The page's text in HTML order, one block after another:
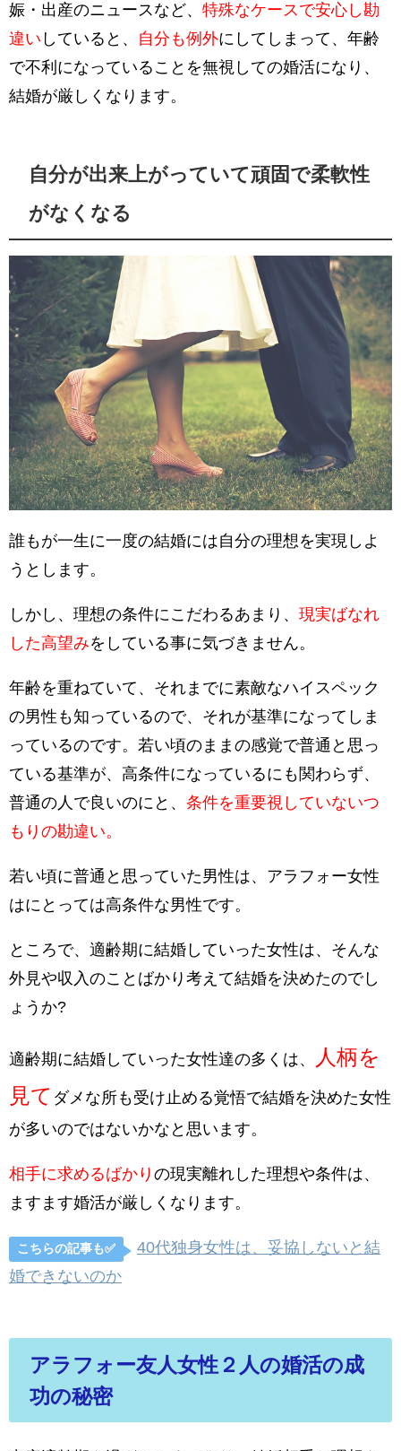
娠・出産のニュースなど、 特殊なケースで安心し勘
違い していると、 自分も例外にしてしまって、 年齢
で不利になっていることを無視しての婚活になり、
結婚が厳しくなります。
自分が出来上がっていて頑固で柔軟性
がなくなる
誰もが一生に一度の結婚には自分の理想を実現しよ
うとします。
しかし、 理想の条件にこだわるあまり 、 現実ばなれ
した高望みをしている事に気づきません。
年齢を重ねていて、それまでに素敵なハイスペック
の男性も知っているので、それが基準になってしま
っているのです。若い頃のままの感覚で普通と思っ
ている基準が、高条件になっているにも関わらず、
普通の人で良いのにと、 条件を重要視していないつ
もりの勘違い。
若い頃に普通と思っていた男性は、アラフォー女性
はにとっては高条件な男性です。
ところで、適齢期に結婚していった女性は、そんな
外見や収入のことばかり考えて結婚を決めたのでし
ょうか?
適齢期に結婚していった女性達の多くは、
人柄を
見て ダメな所も受け止める覚悟で結婚を決めた女性
が多いのではないかなと思います。
相手に求めるばかり の現実離れした理想や条件は、
ますます婚活が厳しくなります。
こちらの記事も✅
40代独身女性は、妥協しないと結
婚できないのか
アラフォー友人女性２人の婚活の成
功の秘密